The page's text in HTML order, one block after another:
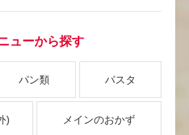
ューから探す
パン類 パスタ
) メインのおかず